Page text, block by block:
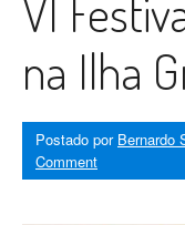
VI
na Ilha
Postado por Bernardo
Comment